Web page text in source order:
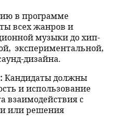
в программе
всех жанров и
музыки до хип-
экспериментальной,
дизайна.
Кандидаты должны
и использование
взаимодействия с
или решения